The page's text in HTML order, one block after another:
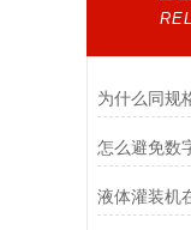
为什么同规
怎么避免数
液体灌装机